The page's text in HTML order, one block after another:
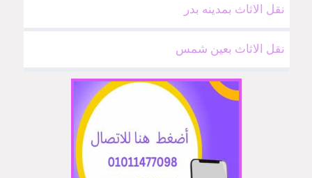
نقل الاثاث بمدينه بدر
نقل الاثاث بعين شمس